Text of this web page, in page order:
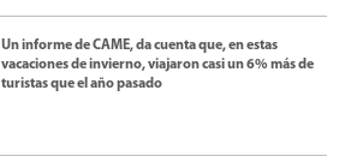
Un informe de CAME, da cuenta que, en estas
vacaciones de invierno, viajaron casi un 6% más de
turistas que el año pasado